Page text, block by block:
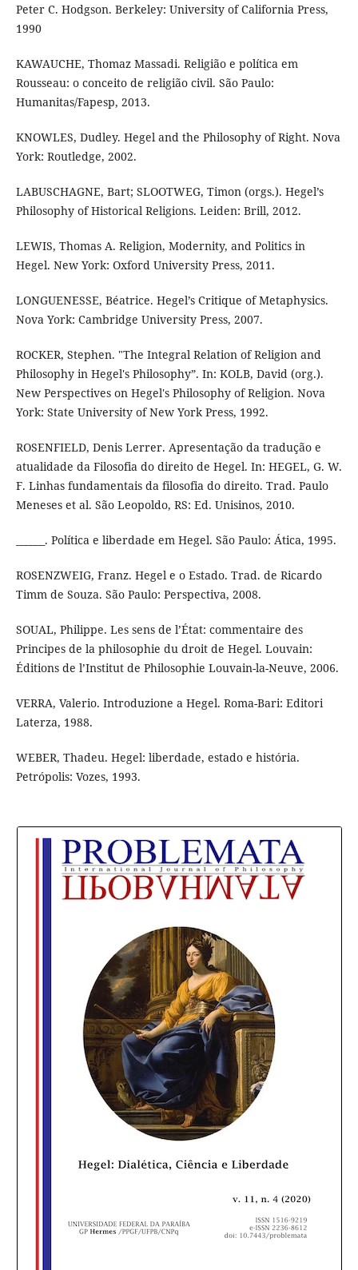
Peter C. Hodgson. Berkeley: University of California Press,
1990
KAWAUCHE, Thomaz Massadi. Religião e política em
Rousseau: o conceito de religião civil. São Paulo:
Humanitas/Fapesp, 2013.
KNOWLES, Dudley. Hegel and the Philosophy of Right. Nova
York: Routledge, 2002.
LABUSCHAGNE, Bart; SLOOTWEG, Timon (orgs.). Hegel’s
Philosophy of Historical Religions. Leiden: Brill, 2012.
LEWIS, Thomas A. Religion, Modernity, and Politics in
Hegel. New York: Oxford University Press, 2011.
LONGUENESSE, Béatrice. Hegel’s Critique of Metaphysics.
Nova York: Cambridge University Press, 2007.
ROCKER, Stephen. "The Integral Relation of Religion and
Philosophy in Hegel's Philosophy”. In: KOLB, David (org.).
New Perspectives on Hegel's Philosophy of Religion. Nova
York: State University of New York Press, 1992.
ROSENFIELD, Denis Lerrer. Apresentação da tradução e
atualidade da Filosofia do direito de Hegel. In: HEGEL, G. W.
F. Linhas fundamentais da filosofia do direito. Trad. Paulo
Meneses et al. São Leopoldo, RS: Ed. Unisinos, 2010.
______. Política e liberdade em Hegel. São Paulo: Ática, 1995.
ROSENZWEIG, Franz. Hegel e o Estado. Trad. de Ricardo
Timm de Souza. São Paulo: Perspectiva, 2008.
SOUAL, Philippe. Les sens de l’État: commentaire des
Principes de la philosophie du droit de Hegel. Louvain:
Éditions de l’Institut de Philosophie Louvain-la-Neuve, 2006.
VERRA, Valerio. Introduzione a Hegel. Roma-Bari: Editori
Laterza, 1988.
WEBER, Thadeu. Hegel: liberdade, estado e história.
Petrópolis: Vozes, 1993.